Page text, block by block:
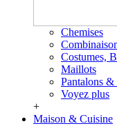
Chemises
Costumes,
Maillots
Pantalons &
Voyez plus
+
Maison & Cuisine